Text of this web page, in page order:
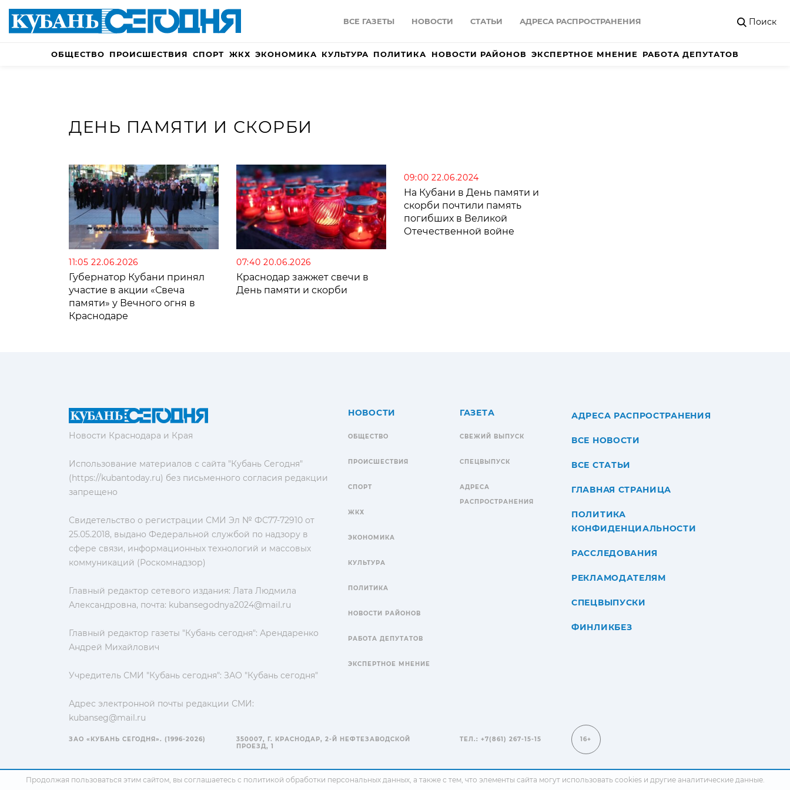
ВСЕ ГАЗЕТЫ НОВОСТИ СТАТЬИ АДРЕСА РАСПРОСТРАНЕНИЯ Поиск
ОБЩЕСТВО ПРОИСШЕСТВИЯ СПОРТ ЖКХ ЭКОНОМИКА КУЛЬТУРА ПОЛИТИКА НОВОСТИ РАЙОНОВ ЭКСПЕРТНОЕ МНЕНИЕ РАБОТА ДЕПУТАТОВ
ДЕНЬ ПАМЯТИ И СКОРБИ
11:05 22.06.2026
Губернатор Кубани принял
участие в акции «Свеча
памяти» у Вечного огня в
Краснодаре
07:40 20.06.2026
Краснодар зажжет свечи в
День памяти и скорби
09:00 22.06.2024
На Кубани в День памяти и
скорби почтили память
погибших в Великой
Отечественной войне
Новости Краснодара и Края
Использование материалов с сайта "Кубань Сегодня"
(https://kubantoday.ru) без письменного согласия редакции
запрещено
Свидетельство о регистрации СМИ Эл № ФС77-72910 от
25.05.2018, выдано Федеральной службой по надзору в
сфере связи, информационных технологий и массовых
коммуникаций (Роскомнадзор)
Главный редактор сетевого издания: Лата Людмила
Александровна, почта: kubansegodnya2024@mail.ru
Главный редактор газеты "Кубань сегодня": Арендаренко
Андрей Михайлович
Учредитель СМИ "Кубань сегодня": ЗАО "Кубань сегодня"
Адрес электронной почты редакции СМИ:
kubanseg@mail.ru
НОВОСТИ
ОБЩЕСТВО
ПРОИСШЕСТВИЯ
СПОРТ
ЖКХ
ЭКОНОМИКА
КУЛЬТУРА
ПОЛИТИКА
НОВОСТИ РАЙОНОВ
РАБОТА ДЕПУТАТОВ
ЭКСПЕРТНОЕ МНЕНИЕ
ГАЗЕТА
СВЕЖИЙ ВЫПУСК
СПЕЦВЫПУСК
АДРЕСА
РАСПРОСТРАНЕНИЯ
АДРЕСА РАСПРОСТРАНЕНИЯ
ВСЕ НОВОСТИ
ВСЕ СТАТЬИ
ГЛАВНАЯ СТРАНИЦА
ПОЛИТИКА
КОНФИДЕНЦИАЛЬНОСТИ
РАССЛЕДОВАНИЯ
РЕКЛАМОДАТЕЛЯМ
СПЕЦВЫПУСКИ
ФИНЛИКБЕЗ
ЗАО «КУБАНЬ СЕГОДНЯ». (1996-2026)
350007, Г. КРАСНОДАР, 2-Й НЕФТЕЗАВОДСКОЙ
ПРОЕЗД, 1
ТЕЛ.: +7(861) 267-15-15 16+
Продолжая пользоваться этим сайтом, вы соглашаетесь с политикой обработки персональных данных, а также с тем, что элементы сайта могут использовать cookies и другие аналитические данные.